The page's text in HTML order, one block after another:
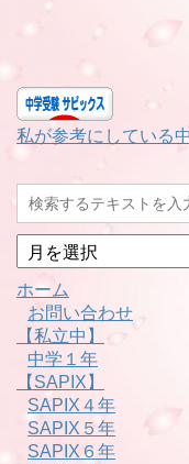
私が参考にしている
月
別
ホーム
お問い合わせ
【私立中】
中学１年
【SAPIX】
SAPIX４年
SAPIX５年
SAPIX６年